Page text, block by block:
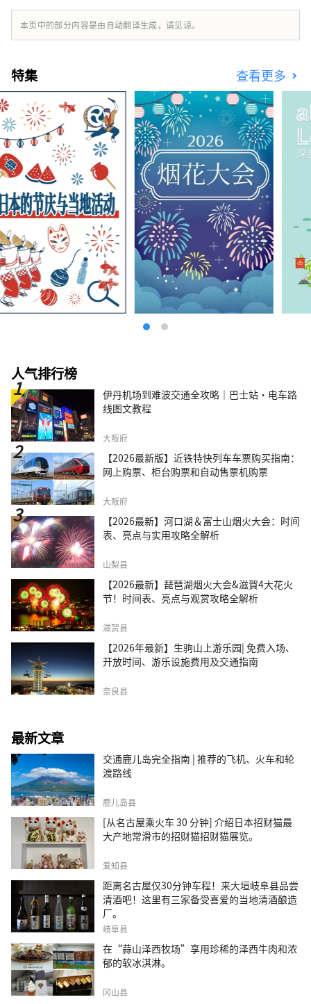
本页中的部分内容是由自动翻译生成，请见谅。
特集 查看更多
人气排行榜
伊丹机场到难波交通全攻略｜巴士站・电车路
线图文教程
大阪府
【2026最新版】近铁特快列车车票购买指南：
网上购票、柜台购票和自动售票机购票
大阪府
【2026最新】河口湖＆富士山烟火大会：时间
表、亮点与实用攻略全解析
山梨县
【2026最新】琵琶湖烟火大会&滋賀4大花火
节！时间表、亮点与观赏攻略全解析
滋贺县
【2026年最新】生驹山上游乐园| 免费入场、
开放时间、游乐设施费用及交通指南
奈良县
最新文章
交通鹿儿岛完全指南 | 推荐的飞机、火车和轮
渡路线
鹿儿岛县
[从名古屋乘火车 30 分钟] 介绍日本招财猫最
大产地常滑市的招财猫招财猫展览。
爱知县
距离名古屋仅30分钟车程！来大垣岐阜县品尝
清酒吧！这里有三家备受喜爱的当地清酒酿造
厂。
岐阜县
在“蒜山泽西牧场”享用珍稀的泽西牛肉和浓
郁的软冰淇淋。
冈山县